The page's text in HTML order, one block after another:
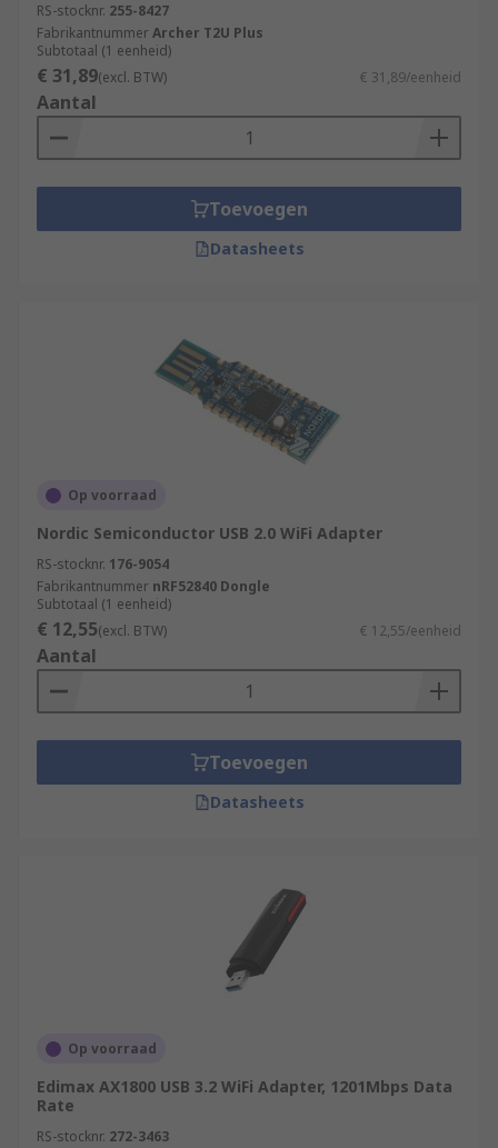
RS-stocknr. 255-8427
FabrikantnummerArcher T2U Plus
Subtotaal (1 eenheid)
€ 31,89(excl. BTW) € 31,89/eenheid
Aantal
Toevoegen
Datasheets
Op voorraad
Nordic Semiconductor USB 2.0 WiFi Adapter
RS-stocknr. 176-9054
Fabrikantnummer nRF52840 Dongle
Subtotaal (1 eenheid)
€ 12,55(excl. BTW) € 12,55/eenheid
Aantal
Toevoegen
Datasheets
Op voorraad
Edimax AX1800 USB 3.2 WiFi Adapter, 1201Mbps Data
Rate
RS-stocknr. 272-3463